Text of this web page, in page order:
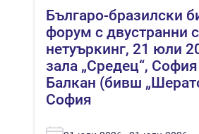
Българо-бразилски
форум с двустранни
нетуъркинг, 21 юли
зала „Средец“, София
Балкан (бивш
София